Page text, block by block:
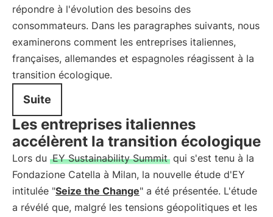
répondre à l'évolution des besoins des
consommateurs. Dans les paragraphes suivants, nous
examinerons comment les entreprises italiennes,
françaises, allemandes et espagnoles réagissent à la
transition écologique.
Suite
Les entreprises italiennes
accélèrent la transition écologique
Lors du EY Sustainability Summit qui s'est tenu à la
Fondazione Catella à Milan, la nouvelle étude d'EY
intitulée "Seize the Change" a été présentée. L'étude
a révélé que, malgré les tensions géopolitiques et les